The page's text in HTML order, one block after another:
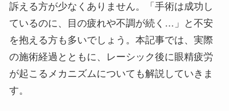
訴える方が少なくありません。「手術は成功し
ているのに、目の疲れや不調が続く…」と不安
を抱える方も多いでしょう。本記事では、実際
の施術経過とともに、レーシック後に眼精疲労
が起こるメカニズムについても解説していきま
す。